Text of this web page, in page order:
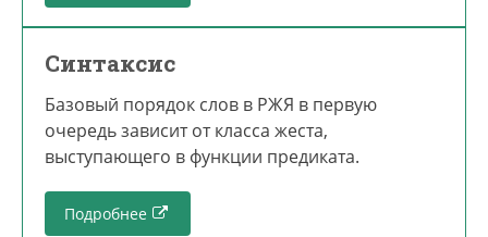
Синтаксис
Базовый порядок слов в РЖЯ в первую
очередь зависит от класса жеста,
выступающего в функции предиката.
Подробнее